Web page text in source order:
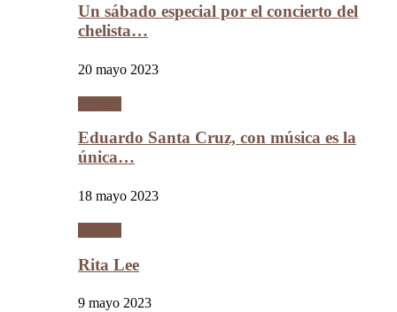
Un sábado especial por el concierto del
chelista…
20 mayo 2023
Eduardo Santa Cruz, con música es la
única…
18 mayo 2023
Rita Lee
9 mayo 2023